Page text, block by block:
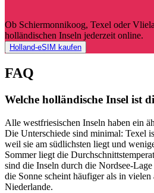
Ob Schiermonnikoog, Texel oder
holländischen Inseln jederzeit online.
Holland-eSIM kaufen
FAQ
Welche holländische Insel ist
Alle westfriesischen Inseln haben ein
Die Unterschiede sind minimal: Texel
weil sie am südlichsten liegt und
Sommer liegt die
sind die Inseln durch die Nordsee-
die Sonne scheint häufiger als in vielen
Niederlande.